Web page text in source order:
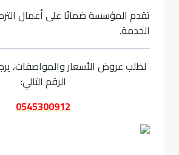
تقدم المؤسسة ضمانًا على أعمال
الخدمة.
لطلب عروض الأسعار والمواصفات،
الرقم التالي:
0545300912